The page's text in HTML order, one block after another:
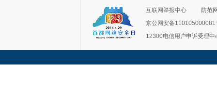
互联网举报中心
防范
京公网安备110105000081
12300电信用户申诉受理中